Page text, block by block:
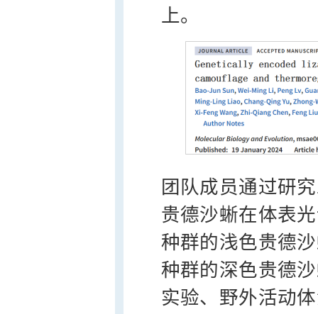
上。
团队成员通过研
贵德沙蜥在体表
种群的浅色贵德
种群的深色贵德
实验、野外活动